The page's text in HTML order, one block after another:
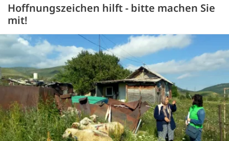
Hoffnungszeichen hilft - bitte machen Sie
mit!